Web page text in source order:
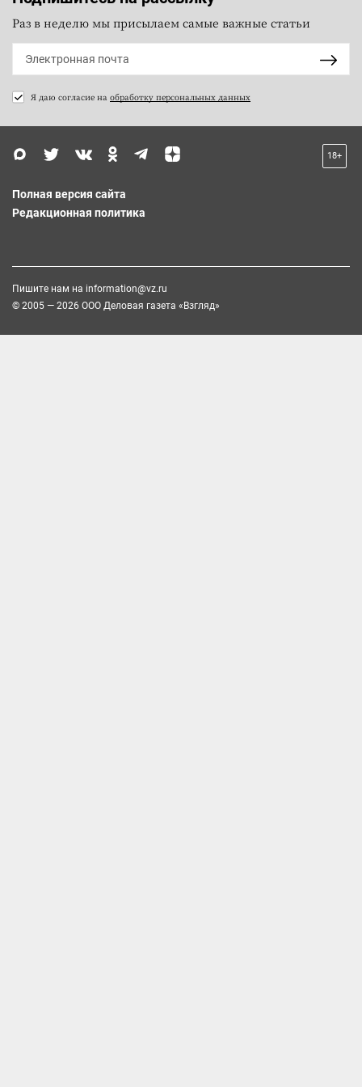
Раз в неделю мы присылаем самые важные статьи
Я даю согласие на обработку персональных данных
18+
Полная версия сайта
Редакционная политика
Пишите нам на information@vz.ru
© 2005 — 2026 ООО Деловая газета «Взгляд»